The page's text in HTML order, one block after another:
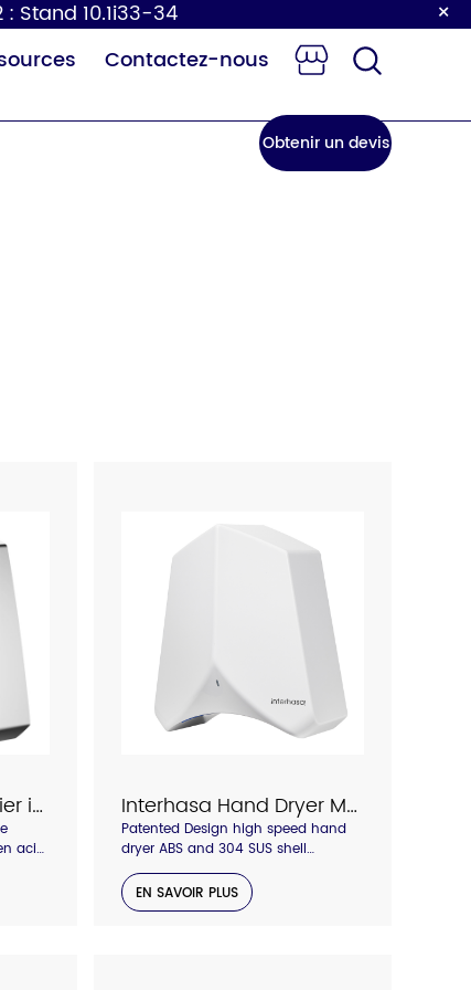
Stand 10.1i33-34 ×
Contactez-nous
Obtenir un devis
Sèche-mains en acier inoxydable Interhasa modèle 3897
acier
Interhasa Hand Dryer Model 3890/3862
Patented Design high speed hand
dryer ABS and 304 SUS shell
material , concentrated air outlet
with hepa air filter, anti-stolen
backboard
EN SAVOIR PLUS